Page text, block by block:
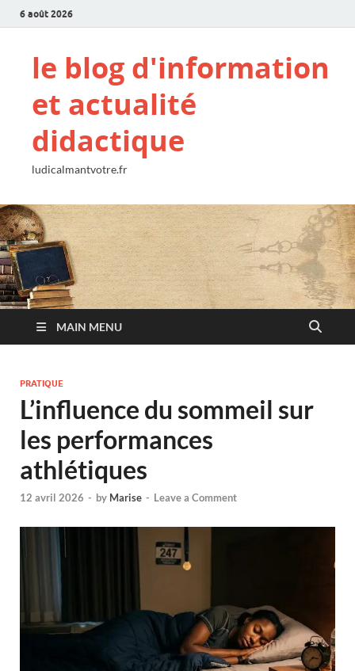
6 août 2026
le blog d'information
et actualité
didactique
ludicalmantvotre.fr
MAIN MENU
PRATIQUE
L’influence du sommeil sur
les performances
athlétiques
12 avril 2026 - by Marise - Leave a Comment